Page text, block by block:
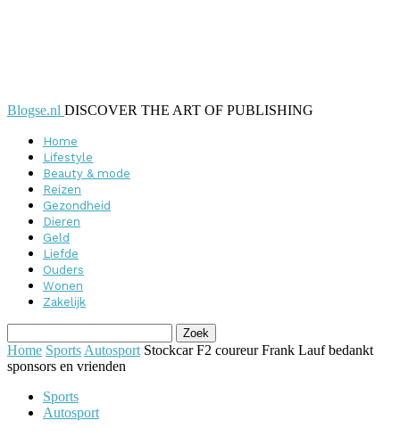
Blogse.nl DISCOVER THE ART OF PUBLISHING
Home
Lifestyle
Beauty & mode
Reizen
Gezondheid
Dieren
Geld
Liefde
Ouders
Wonen
Zakelijk
Home Sports Autosport Stockcar F2 coureur Frank Lauf bedankt
sponsors en vrienden
Sports
Autosport